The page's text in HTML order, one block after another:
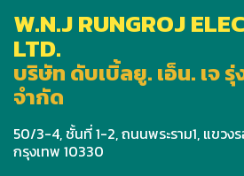
W.N.J RUNGROJ
LTD.
บริษัท ดับเบิ้ลยู. เอ็น. เจ รุ่
จำกัด
50/3-4, ชั้นที่ 1-2, ถนนพระราม1, แขวง
กรุงเทพ 10330